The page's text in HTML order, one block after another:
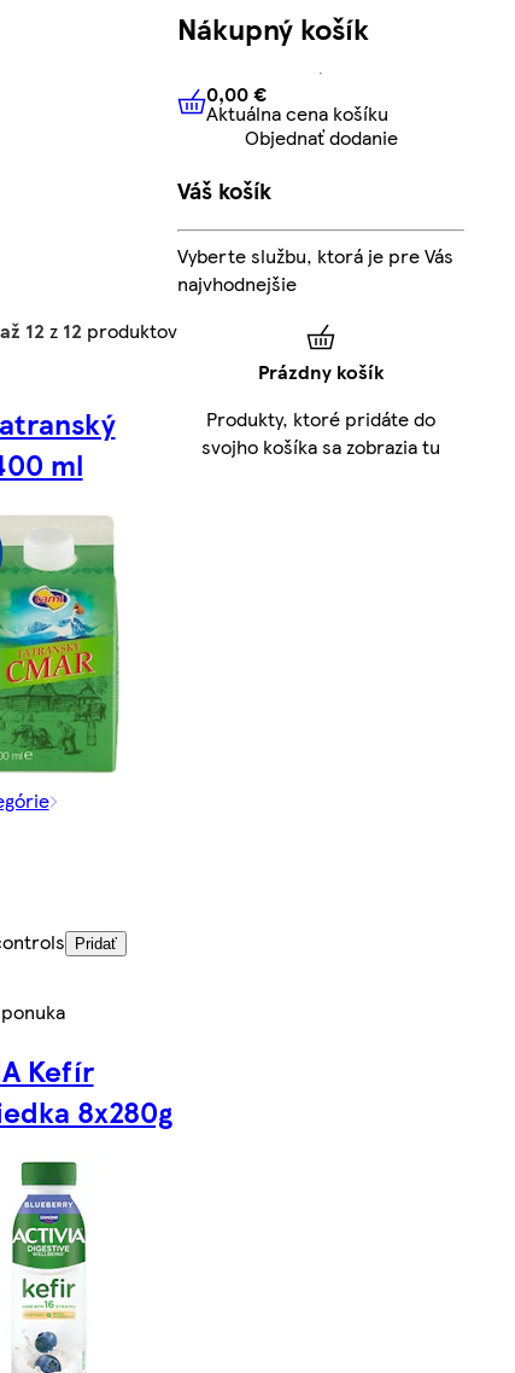
12 z 12 produktov
ml
Pridať
Kefír
8x280g
Nákupný košík
0,00 € Aktuálna cena košíku
0,00 €
Aktuálna cena košíku
Objednať dodanie
Váš košík
Vyberte službu, ktorá je pre Vás
najvhodnejšie
Prázdny košík
Produkty, ktoré pridáte do
svojho košíka sa zobrazia tu